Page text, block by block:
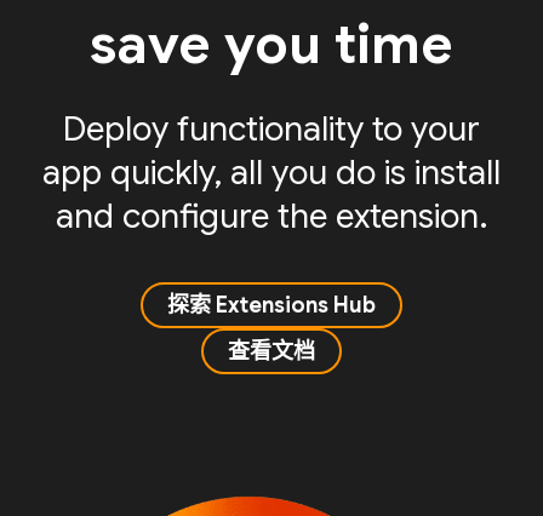
save you time
Deploy functionality to your
app quickly, all you do is install
and configure the extension.
探索 Extensions Hub
查看文档